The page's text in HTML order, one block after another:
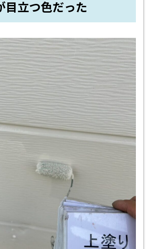
目立つ色だった